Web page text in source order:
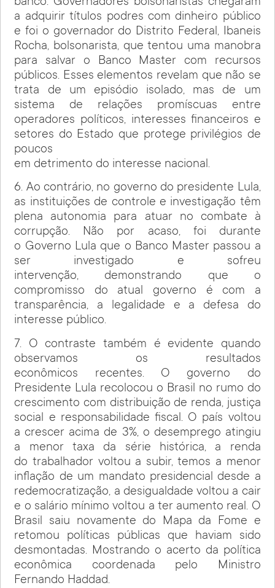
a adquirir títulos podres com dinheiro público
e foi o governador do Distrito Federal, Ibaneis
Rocha, bolsonarista, que tentou uma manobra
para salvar o Banco Master com recursos
públicos. Esses elementos revelam que não se
trata de um episódio isolado, mas de um
sistema de relações promíscuas entre
operadores políticos, interesses financeiros e
setores do Estado que protege privilégios de
poucos
em detrimento do interesse nacional.
6. Ao contrário, no governo do presidente Lula,
as instituições de controle e investigação têm
plena autonomia para atuar no combate à
corrupção. Não por acaso, foi durante
o Governo Lula que o Banco Master passou a
ser investigado e sofreu
intervenção, demonstrando que o
compromisso do atual governo é com a
transparência, a legalidade e a defesa do
interesse público.
7. O contraste também é evidente quando
observamos os resultados
econômicos recentes. O governo do
Presidente Lula recolocou o Brasil no rumo do
crescimento com distribuição de renda, justiça
social e responsabilidade fiscal. O país voltou
a crescer acima de 3%, o desemprego atingiu
a menor taxa da série histórica, a renda
do trabalhador voltou a subir, temos a menor
inflação de um mandato presidencial desde a
redemocratização, a desigualdade voltou a cair
e o salário mínimo voltou a ter aumento real. O
Brasil saiu novamente do Mapa da Fome e
retomou políticas públicas que haviam sido
desmontadas. Mostrando o acerto da política
econômica coordenada pelo Ministro
Fernando Haddad.